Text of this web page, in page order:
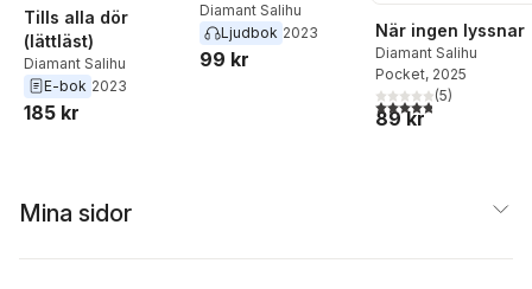
Tills alla dör
(lättläst)
Diamant Salihu
E-bok 2023
185 kr
Diamant Salihu
Ljudbok 2023
99 kr
När ingen lyssnar
Diamant Salihu
Pocket, 2025
4,8utav 5 stjärnor.
(5)
89 kr
Mina sidor